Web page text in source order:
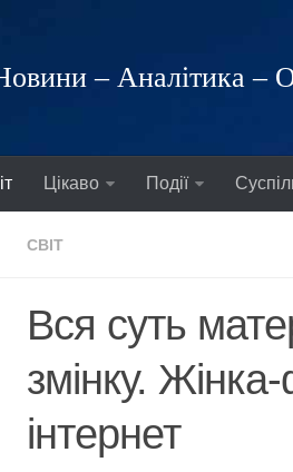
– Аналітика –
Цікаво Події
СВІТ
Вся суть
змінку.
інтернет